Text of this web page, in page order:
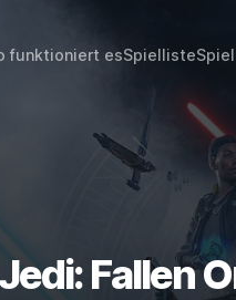
funktioniert esSpielliste
Fallen